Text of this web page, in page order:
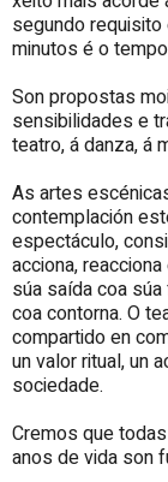
segundo requisito
minutos é o
Son propostas
sensibilidades e
teatro, á danza, á
As artes
contemplación
espectáculo,
acciona,
súa saída coa
coa contorna. O
compartido en
un valor ritual, un
sociedade.
Cremos que
anos de vida son